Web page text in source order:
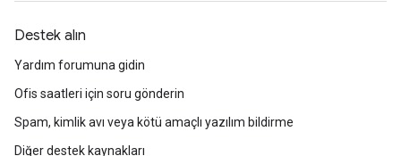
Destek alın
Yardım forumuna gidin
Ofis saatleri için soru gönderin
Spam, kimlik avı veya kötü amaçlı yazılım bildirme
Diğer destek kaynakları